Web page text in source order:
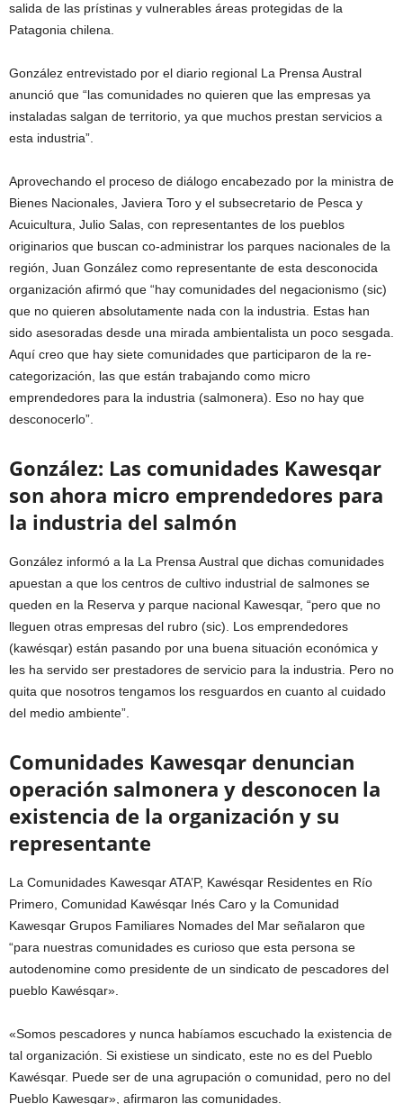
salida de las prístinas y vulnerables áreas protegidas de la
Patagonia chilena.
González entrevistado por el diario regional La Prensa Austral
anunció que “las comunidades no quieren que las empresas ya
instaladas salgan de territorio, ya que muchos prestan servicios a
esta industria”.
Aprovechando el proceso de diálogo encabezado por la ministra de
Bienes Nacionales, Javiera Toro y el subsecretario de Pesca y
Acuicultura, Julio Salas, con representantes de los pueblos
originarios que buscan co-administrar los parques nacionales de la
región, Juan González como representante de esta desconocida
organización afirmó que “hay comunidades del negacionismo (sic)
que no quieren absolutamente nada con la industria. Estas han
sido asesoradas desde una mirada ambientalista un poco sesgada.
Aquí creo que hay siete comunidades que participaron de la re-
categorización, las que están trabajando como micro
emprendedores para la industria (salmonera). Eso no hay que
desconocerlo”.
González: Las comunidades Kawesqar
son ahora micro emprendedores para
la industria del salmón
González informó a la La Prensa Austral que dichas comunidades
apuestan a que los centros de cultivo industrial de salmones se
queden en la Reserva y parque nacional Kawesqar, “pero que no
lleguen otras empresas del rubro (sic). Los emprendedores
(kawésqar) están pasando por una buena situación económica y
les ha servido ser prestadores de servicio para la industria. Pero no
quita que nosotros tengamos los resguardos en cuanto al cuidado
del medio ambiente”.
Comunidades Kawesqar denuncian
operación salmonera y desconocen la
existencia de la organización y su
representante
La Comunidades Kawesqar ATA’P, Kawésqar Residentes en Río
Primero, Comunidad Kawésqar Inés Caro y la Comunidad
Kawesqar Grupos Familiares Nomades del Mar señalaron que
“para nuestras comunidades es curioso que esta persona se
autodenomine como presidente de un sindicato de pescadores del
pueblo Kawésqar».
«Somos pescadores y nunca habíamos escuchado la existencia de
tal organización. Si existiese un sindicato, este no es del Pueblo
Kawésqar. Puede ser de una agrupación o comunidad, pero no del
Pueblo Kawesqar», afirmaron las comunidades.